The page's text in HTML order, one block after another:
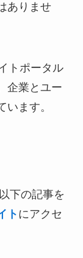
ありませ
トポータル
企業とユー
ます。
下の記事を
ト にアクセ